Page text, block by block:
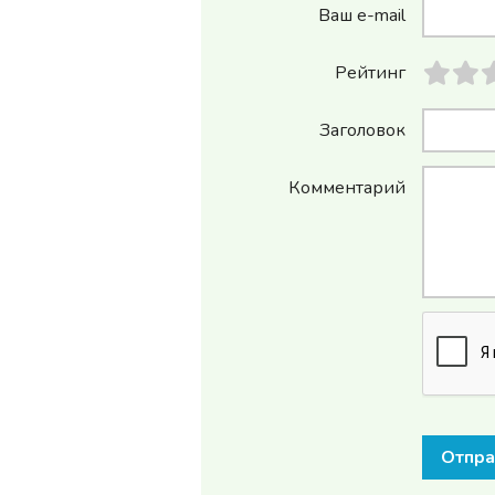
Ваш e-mail
Рейтинг
Заголовок
Комментарий